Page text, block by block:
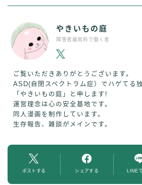
やきいもの庭
障害者雇用枠で働く者
ご覧いただきありがとうございます。
ASD(自閉スペクトラム症）でハゲてる
「やきいもの庭」と申します!
運営理念は心の安全基地です。
同人漫画を制作しています。
生存報告、雑談がメインです。
ポストする シェアする LINE